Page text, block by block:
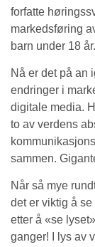
forfatte
markedsføring
barn under 18 år.
Nå er det på an
endringer i
digitale media.
to av verdens
sammen.
Når så mye
det er viktig å
etter å «se
ganger! I lys av